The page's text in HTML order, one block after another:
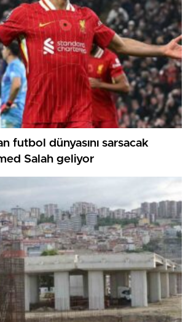
futbol dünyasını sarsacak
Salah geliyor